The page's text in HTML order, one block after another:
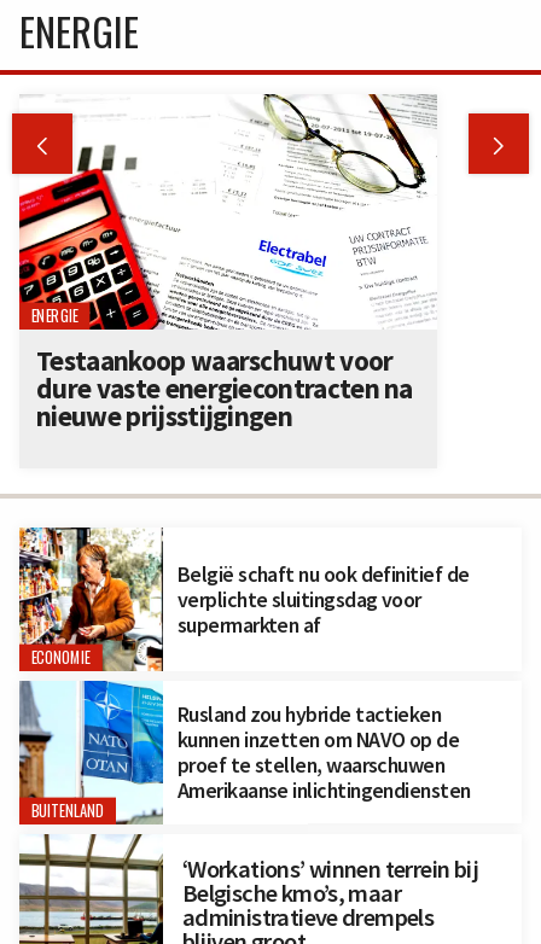
ECONOMIE
België schaft nu ook definitief de
verplichte sluitingsdag voor
supermarkten af
BUITENLAND
Rusland zou hybride tactieken
kunnen inzetten om NAVO op de
proef te stellen, waarschuwen
Amerikaanse inlichtingendiensten
‘Workations’ winnen terrein bij
Belgische kmo’s, maar
administratieve drempels
ENERGIE
 
ENERGIE
Testaankoop waarschuwt voor
dure vaste energiecontracten na
nieuwe prijsstijgingen